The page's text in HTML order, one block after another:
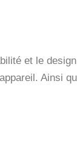
et le
Ainsi